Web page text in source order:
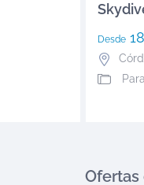
Desde
Ofertas